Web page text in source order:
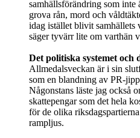
samhällsförändring som
grova rån, mord och
idag istället blivit samhällets
säger tyvärr lite om varthän
Det politiska systemet och
Allmedalsveckan är i sin
som en blandning av PR-
Någonstans läste jag också
skattepengar som det hela
för de olika
rampljus.